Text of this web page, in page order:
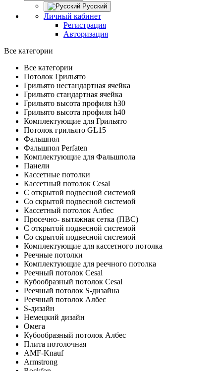
Русский
Личный кабинет
Регистрация
Авторизация
Все категории
Все категории
Потолок Грильято
Грильято нестандартная ячейка
Грильято стандартная ячейка
Грильято высота профиля h30
Грильято высота профиля h40
Комплектующие для Грильято
Потолок грильято GL15
Фальшпол
Фальшпол Perfaten
Комплектующие для Фальшпола
Панели
Кассетные потолки
Кассетный потолок Cesal
C открытой подвесной системой
Со скрытой подвесной системой
Кассетный потолок Албес
Просечно- вытяжная сетка (ПВС)
С открытой подвесной системой
Со скрытой подвесной системой
Комплектующие для кассетного потолка
Реечные потолки
Комплектующие для реечного потолка
Реечный потолок Cesal
Кубообразный потолок Cesal
Реечный потолок S-дизайна
Реечный потолок Албес
S-дизайн
Немецкий дизайн
Омега
Кубообразный потолок Албес
Плита потолочная
AMF-Knauf
Armstrong